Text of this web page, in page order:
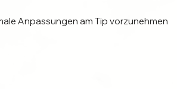
Anpassungen am Tip vorzunehmen